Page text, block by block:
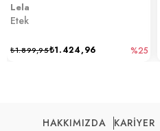
Lela
Etek
₺1.424,96
₺1.899,95 %25
HAKKIMIZDA KARİYER